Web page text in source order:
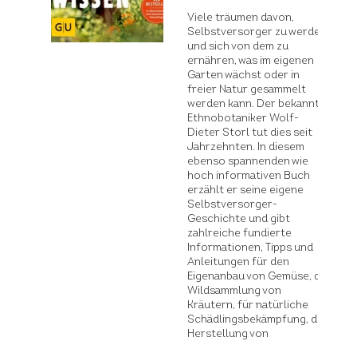
Viele träumen davon,
Selbstversorger zu werden
und sich von dem zu
ernähren, was im eigenen
Garten wächst oder in
freier Natur gesammelt
werden kann. Der bekannte
Ethnobotaniker Wolf-
Dieter Storl tut dies seit
Jahrzehnten. In diesem
ebenso spannenden wie
hoch informativen Buch
erzählt er seine eigene
Selbstversorger-
Geschichte und gibt
zahlreiche fundierte
Informationen, Tipps und
Anleitungen für den
Eigenanbau von Gemüse, die
Wildsammlung von
Kräutern, für natürliche
Schädlingsbekämpfung, die
Herstellung von